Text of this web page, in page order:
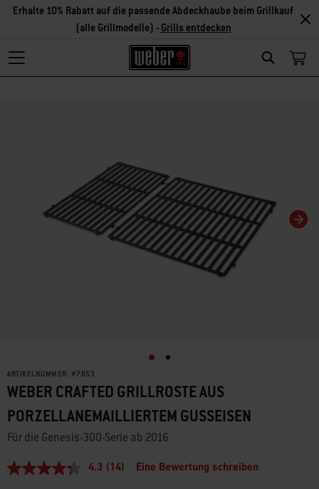
Search
Erhalte 10% Rabatt auf die passende Abdeckhaube beim Grillkauf
(alle Grillmodelle) - Grills entdecken
ARTIKELNUMMER: #7853
WEBER CRAFTED GRILLROSTE AUS
PORZELLANEMAILLIERTEM GUSSEISEN
Für die Genesis-300-Serie ab 2016
4.3
4.3 (14) Eine Bewertung schreiben